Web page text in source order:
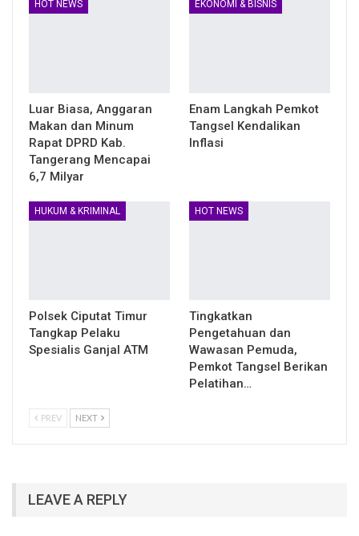
HOT NEWS
Luar Biasa, Anggaran
Makan dan Minum
Rapat DPRD Kab.
Tangerang Mencapai
6,7 Milyar
EKONOMI & BISNIS
Enam Langkah Pemkot
Tangsel Kendalikan
Inflasi
HUKUM & KRIMINAL
Polsek Ciputat Timur
Tangkap Pelaku
Spesialis Ganjal ATM
HOT NEWS
Tingkatkan
Pengetahuan dan
Wawasan Pemuda,
Pemkot Tangsel Berikan
Pelatihan…
PREV NEXT
LEAVE A REPLY